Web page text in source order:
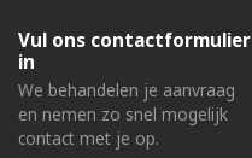
Vul ons contactformulier
in
We behandelen je aanvraag
en nemen zo snel mogelijk
contact met je op.